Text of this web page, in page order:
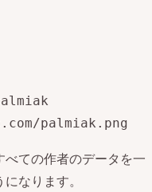
palmiak.png
ての作者のデータを一
なります。